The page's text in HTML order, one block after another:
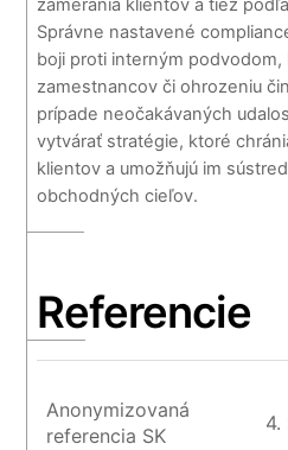
zamerania klientov a tiež
Správne nastavené
boji proti interným
zamestnancov či ohrozeniu
prípade neočakávaných
vytvárať stratégie, ktoré
klientov a umožňujú im
obchodných cieľov.
Referencie
Anonymizovaná
referencia SK
4.